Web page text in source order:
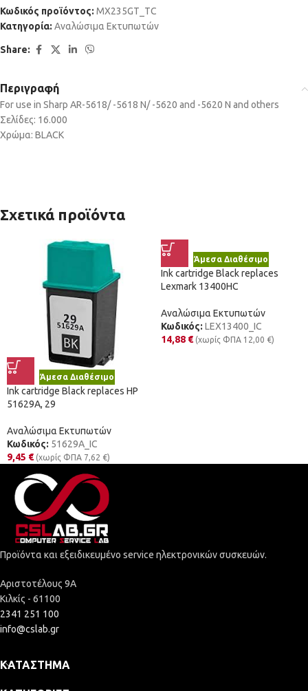
Κωδικός προϊόντος: MX235GT_TC
Κατηγορία: Αναλώσιμα Εκτυπωτών
Share:
Περιγραφή
For use in Sharp AR-5618/ -5618 N/ -5620 and -5620 N and others
Σελίδες: 16.000
Χρώμα: BLACK
Σχετικά προϊόντα
Άμεσα Διαθέσιμο
Ink cartridge Black replaces HP
51629A, 29
Αναλώσιμα Εκτυπωτών
Κωδικός: 51629A_IC
9,45 € (χωρίς ΦΠΑ 7,62 €)
Άμεσα Διαθέσιμο
Ink cartridge Black replaces
Lexmark 13400HC
Αναλώσιμα Εκτυπωτών
Κωδικός: LEX13400_IC
14,88 € (χωρίς ΦΠΑ 12,00 €)
Προϊόντα και εξειδικευμένο service ηλεκτρονικών συσκευών.
Αριστοτέλους 9Α
Κιλκίς - 61100
2341 251 100
info@cslab.gr
ΚΑΤΆΣΤΗΜΑ